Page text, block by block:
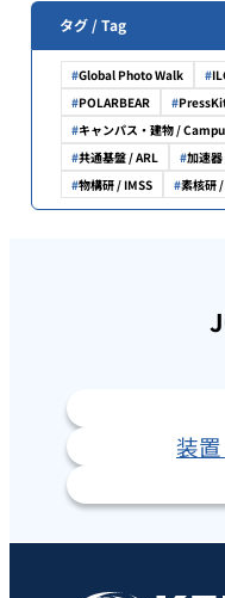
タグ / Tag
Global Photo Walk
POLARBEAR
キャンパス・建物 /
共通基盤 / ARL
加速
物構研 / IMSS
素核研
装